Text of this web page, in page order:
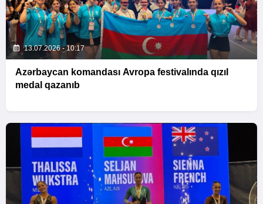
13.07.2026 - 10:17
Azərbaycan komandası Avropa festivalında qızıl
medal qazanıb